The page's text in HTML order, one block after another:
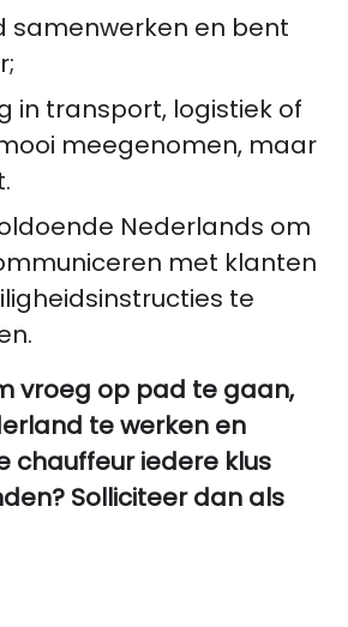
samenwerken en bent
in transport, logistiek of
meegenomen, maar
Nederlands om
met klanten
te
vroeg op pad te gaan,
te werken en
chauffeur iedere klus
Solliciteer dan als